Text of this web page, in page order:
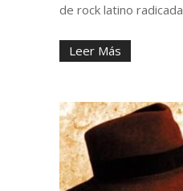
de rock latino radicada
Leer Más